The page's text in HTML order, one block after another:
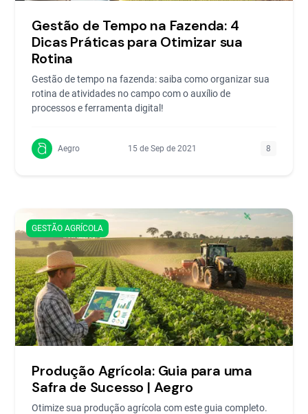
Gestão de Tempo na Fazenda: 4
Dicas Práticas para Otimizar sua
Rotina
Gestão de tempo na fazenda: saiba como organizar sua
rotina de atividades no campo com o auxílio de
processos e ferramenta digital!
Aegro 15 de Sep de 2021 8
GESTÃO AGRÍCOLA
Produção Agrícola: Guia para uma
Safra de Sucesso | Aegro
Otimize sua produção agrícola com este guia completo.